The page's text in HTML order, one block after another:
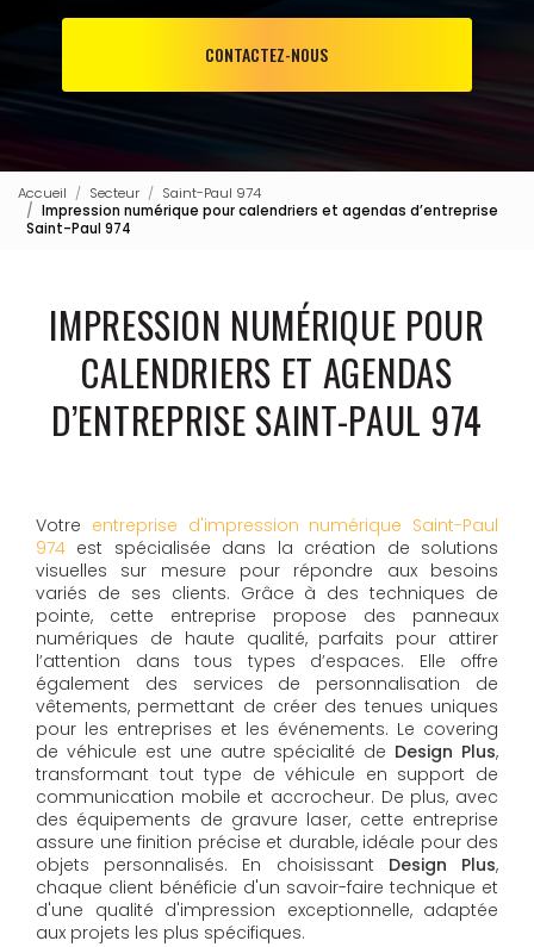
CONTACTEZ-NOUS
Accueil Secteur
Saint-Paul 974
Impression numérique pour calendriers et agendas d’entreprise
Saint-Paul 974
IMPRESSION NUMÉRIQUE POUR
CALENDRIERS ET AGENDAS
D’ENTREPRISE SAINT-PAUL 974
Votre entreprise d'impression numérique Saint-Paul
974 est spécialisée dans la création de solutions
visuelles sur mesure pour répondre aux besoins
variés de ses clients. Grâce à des techniques de
pointe, cette entreprise propose des panneaux
numériques de haute qualité, parfaits pour attirer
l’attention dans tous types d’espaces. Elle offre
également des services de personnalisation de
vêtements, permettant de créer des tenues uniques
pour les entreprises et les événements. Le covering
de véhicule est une autre spécialité de Design Plus,
transformant tout type de véhicule en support de
communication mobile et accrocheur. De plus, avec
des équipements de gravure laser, cette entreprise
assure une finition précise et durable, idéale pour des
objets personnalisés. En choisissant Design Plus,
chaque client bénéficie d'un savoir-faire technique et
d'une qualité d'impression exceptionnelle, adaptée
aux projets les plus spécifiques.